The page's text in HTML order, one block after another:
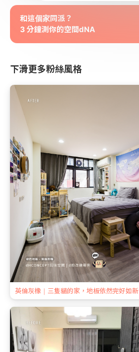
和這個家同派？
3 分鐘測你的空間dNA
下滑更多粉絲風格
英倫灰橡｜三隻貓的家，地板依然完好如新